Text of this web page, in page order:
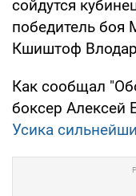
сойдутся
победитель боя
Кшиштоф
Как сообщал
боксер Алексей
Усика